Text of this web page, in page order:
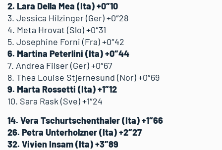
2. Lara Della Mea (Ita) +0″10
3. Jessica Hilzinger (Ger) +0″28
4. Meta Hrovat (Slo) +0″31
5. Josephine Forni (Fra) +0″42
6. Martina Peterlini (Ita) +0″44
7. Andrea Filser (Ger) +0″67
8. Thea Louise Stjernesund (Nor) +0″69
9. Marta Rossetti (Ita) +1″12
10. Sara Rask (Sve) +1″24
14. Vera Tschurtschenthaler (Ita) +1″66
26. Petra Unterholzner (Ita) +2″27
32. Vivien Insam (Ita) +3″89